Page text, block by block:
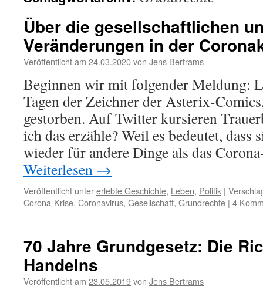
Über die gesellschaftlichen
Veränderungen in der
Veröffentlicht am 24.03.2020von Jens Bertrams
Beginnen wir mit folgender Meldung:
Tagen der Zeichner der Asterix-
gestorben. Auf Twitter kursieren
ich das erzähle? Weil es bedeutet, dass
wieder für andere Dinge als das
Weiterlesen →
Veröffentlicht untererlebte Geschichte, Leben, Politik |
Corona-Krise, Coronavirus, Gesellschaft, Grundrechte | 4
70 Jahre Grundgesetz: Die
Handelns
Veröffentlicht am 23.05.2019von Jens Bertrams